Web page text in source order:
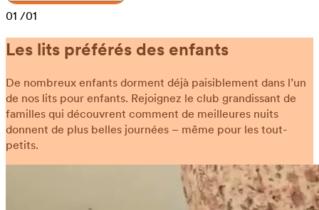
01 /01
Les lits préférés des enfants
De nombreux enfants dorment déjà paisiblement dans l’un
de nos lits pour enfants. Rejoignez le club grandissant de
familles qui découvrent comment de meilleures nuits
donnent de plus belles journées – même pour les tout-
petits.